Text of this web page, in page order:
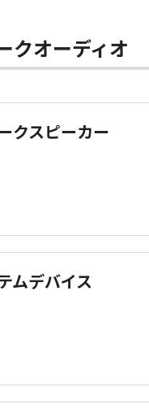
クオーディオ
クスピーカー
ムデバイス